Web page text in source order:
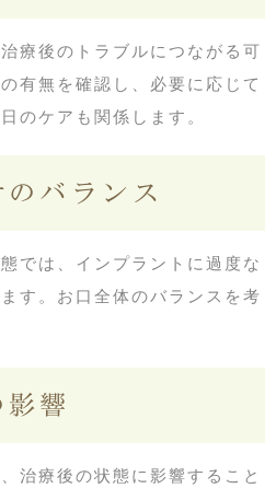
療後のトラブルにつながる可
有無を確認し、必要に応じて
のケアも関係します。
バランス
では、インプラントに過度な
す。お口全体のバランスを考
響
治療後の状態に影響すること